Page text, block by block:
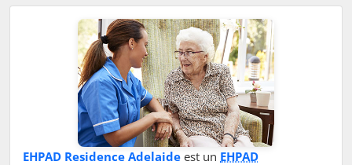
EHPAD Residence Adelaide est un EHPAD